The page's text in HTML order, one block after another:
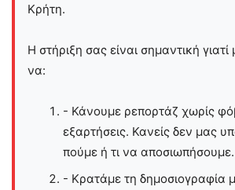
Kρήτη.
Η στήριξη σας είναι σημαντική γιατί
να:
- Κάνουμε ρεπορτάζ χωρίς
εξαρτήσεις. Κανείς δεν μας
πούμε ή τι να αποσιωπήσουμε.
- Κρατάμε τη δημοσιογραφία